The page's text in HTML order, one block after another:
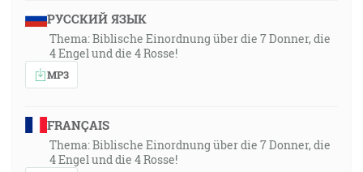
РУССКИЙ ЯЗЫК
Thema: Biblische Einordnung über die 7 Donner, die
4 Engel und die 4 Rosse!
MP3
FRANÇAIS
Thema: Biblische Einordnung über die 7 Donner, die
4 Engel und die 4 Rosse!